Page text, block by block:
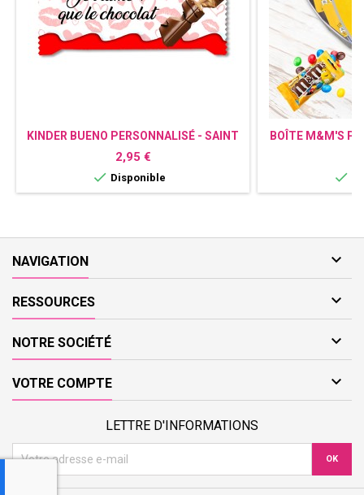
KINDER BUENO PERSONNALISÉ - SAINT
VALENTIN
Prix
2,95 €
 Disponible
BOÎTE M&M'S

NAVIGATION 
RESSOURCES 
NOTRE SOCIÉTÉ 
VOTRE COMPTE 
LETTRE D'INFORMATIONS